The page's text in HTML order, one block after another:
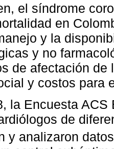
el síndrome
en
y la
y no
de afectación
y costos para
la Encuesta
de
y analizaron